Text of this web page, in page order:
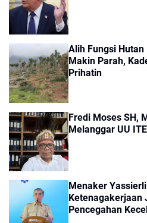
Alih Fungsi
Makin Parah,
Prihatin
Fredi Moses SH,
Melanggar UU ITE
Menaker
Ketenagakerjaan
Pencegahan